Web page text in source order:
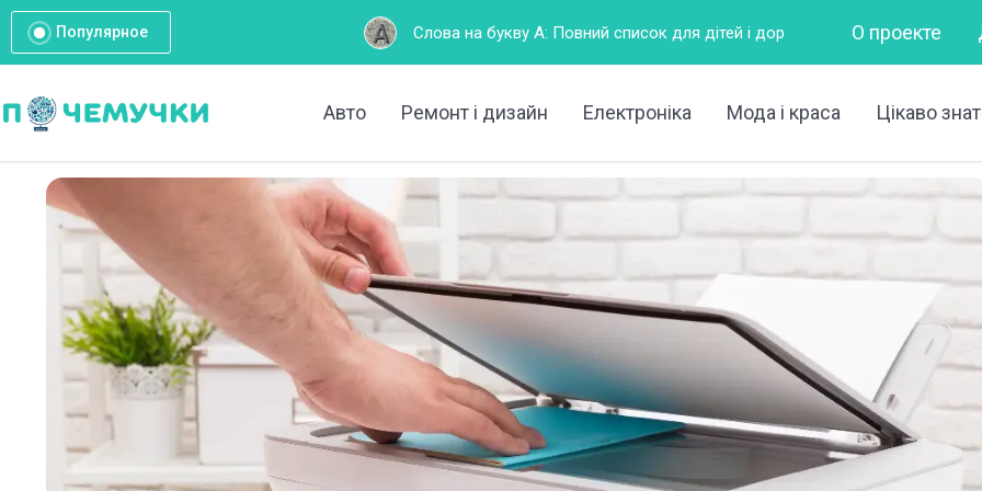
Популярное Слова на букву А: Повний список для дітей і дорослих Горизонтально – це як? Що
О проекте
Авто Ремонт і дизайн Електроніка Мода і краса Цікаво